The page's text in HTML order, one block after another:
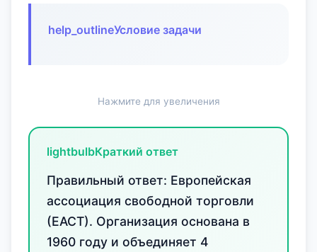
help_outlineУсловие задачи
Нажмите для увеличения
lightbulbКраткий ответ
Правильный ответ: Европейская
ассоциация свободной торговли
(ЕАСТ). Организация основана в
1960 году и объединяет 4